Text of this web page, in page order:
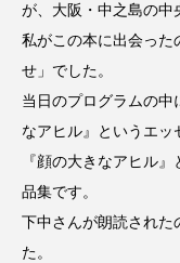
SAKDAC HARMO
SANDA ORGANIC
SDGs・タイプスマ
AgriNOVA
SIKIガーデン
が、大阪・中之島の中
私がこの本に出会った
せ」でした。
当日のプログラムの中
なアヒル』というエッ
『顔の大きなアヒル
品集です。
下中さんが朗読された
た。